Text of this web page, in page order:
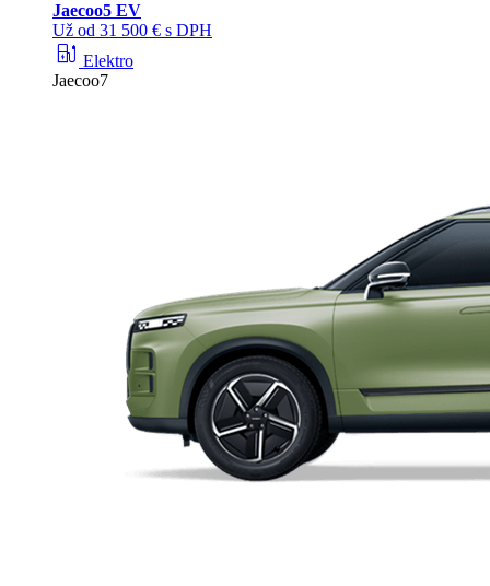
Jaecoo5 EV
Už od 31 500 € s DPH
ev_station Elektro
Jaecoo7